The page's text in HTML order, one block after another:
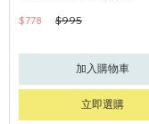
$778 $995
加入購物車
立即選購